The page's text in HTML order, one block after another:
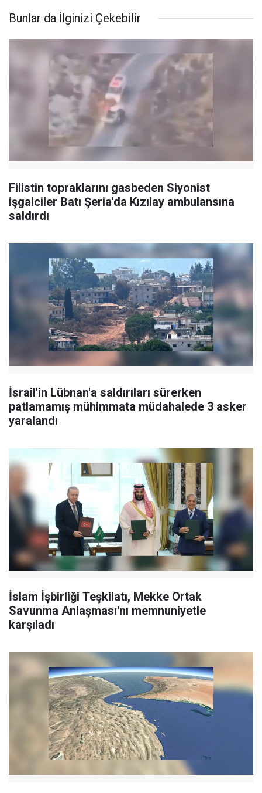
Bunlar da İlginizi Çekebilir
Filistin topraklarını gasbeden Siyonist
işgalciler Batı Şeria'da Kızılay ambulansına
saldırdı
İsrail'in Lübnan'a saldırıları sürerken
patlamamış mühimmata müdahalede 3 asker
yaralandı
İslam İşbirliği Teşkilatı, Mekke Ortak
Savunma Anlaşması'nı memnuniyetle
karşıladı